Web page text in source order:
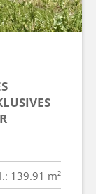
139.91 m²